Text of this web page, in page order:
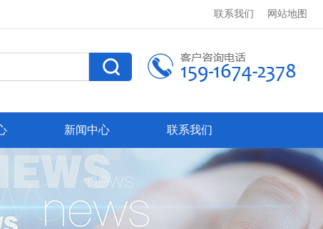
联系我们 网站地图
新闻中心 联系我们